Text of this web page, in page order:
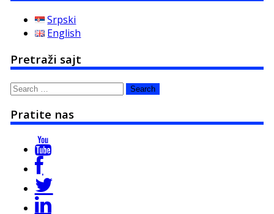
Srpski
English
Pretraži sajt
Search
Pratite nas